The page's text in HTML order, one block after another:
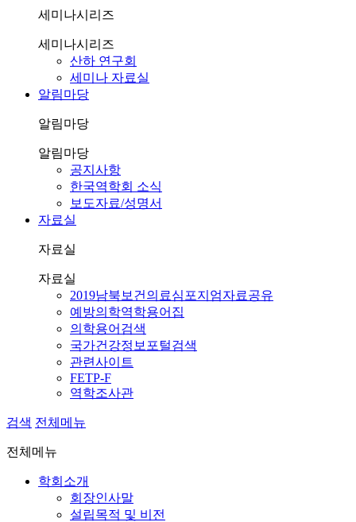
세미나시리즈
세미나시리즈
산하 연구회
세미나 자료실
알림마당
알림마당
알림마당
공지사항
한국역학회 소식
보도자료/성명서
자료실
자료실
자료실
2019남북보건의료심포지엄자료공유
예방의학역학용어집
의학용어검색
국가건강정보포털검색
관련사이트
FETP-F
역학조사관
검색 전체메뉴
전체메뉴
학회소개
회장인사말
설립목적 및 비전